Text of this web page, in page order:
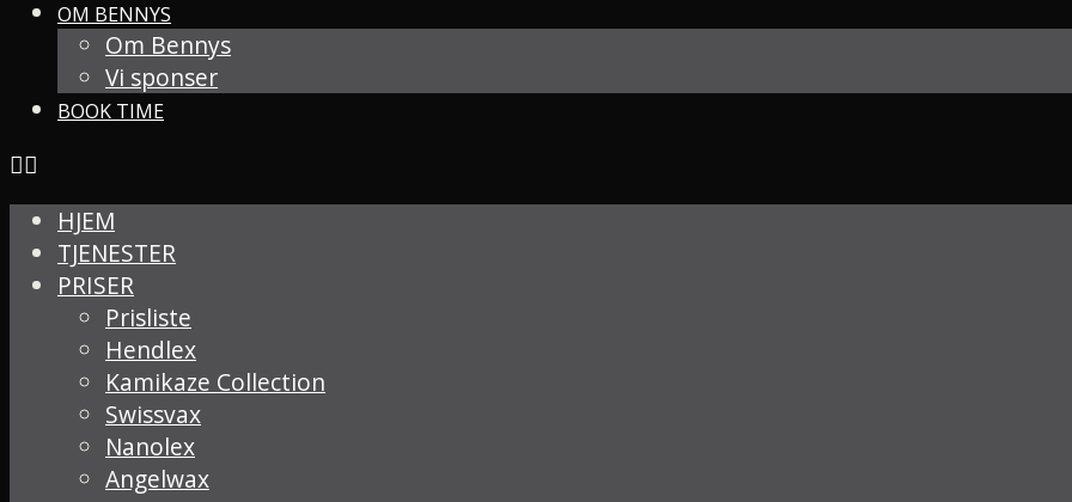
OM BENNYS
Om Bennys
Vi sponser
BOOK TIME
HJEM
TJENESTER
PRISER
Prisliste
Hendlex
Kamikaze Collection
Swissvax
Nanolex
Angelwax